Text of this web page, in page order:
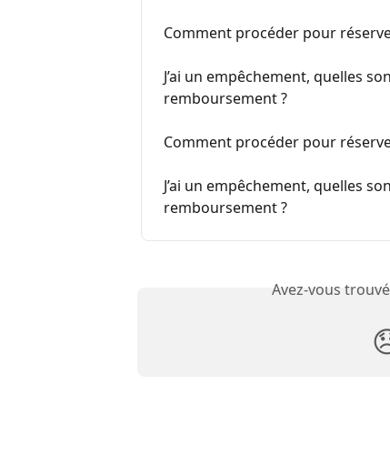
Comment procéder pour
J’ai un empêchement, quelles
remboursement ?
Comment procéder pour
J’ai un empêchement, quelles
remboursement ?
Avez-vous